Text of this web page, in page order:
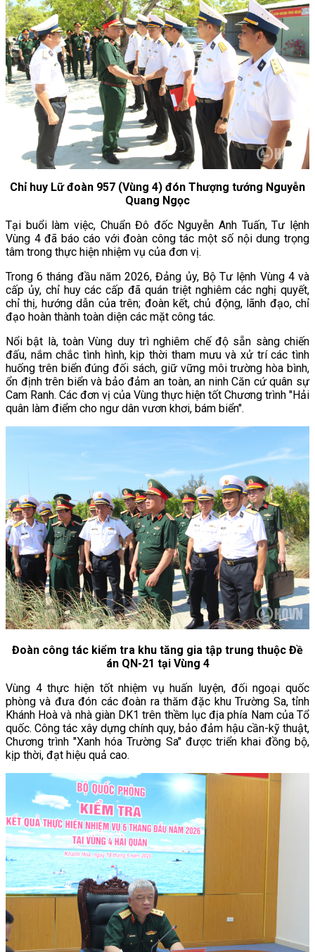
Chỉ huy Lữ đoàn 957 (Vùng 4) đón Thượng tướng Nguyễn
Quang Ngọc
Tại buổi làm việc, Chuẩn Đô đốc Nguyễn Anh Tuấn, Tư lệnh
Vùng 4 đã báo cáo với đoàn công tác một số nội dung trọng
tâm trong thực hiện nhiệm vụ của đơn vị.
Trong 6 tháng đầu năm 2026, Đảng ủy, Bộ Tư lệnh Vùng 4 và
cấp ủy, chỉ huy các cấp đã quán triệt nghiêm các nghị quyết,
chỉ thị, hướng dẫn của trên; đoàn kết, chủ động, lãnh đạo, chỉ
đạo hoàn thành toàn diện các mặt công tác.
Nổi bật là, toàn Vùng duy trì nghiêm chế độ sẵn sàng chiến
đấu, nắm chắc tình hình, kịp thời tham mưu và xử trí các tình
huống trên biển đúng đối sách, giữ vững môi trường hòa bình,
ổn định trên biển và bảo đảm an toàn, an ninh Căn cứ quân sự
Cam Ranh. Các đơn vị của Vùng thực hiện tốt Chương trình "Hải
quân làm điểm cho ngư dân vươn khơi, bám biển".
Đoàn công tác kiểm tra khu tăng gia tập trung thuộc Đề
án QN-21 tại Vùng 4
Vùng 4 thực hiện tốt nhiệm vụ huấn luyện, đối ngoại quốc
phòng và đưa đón các đoàn ra thăm đặc khu Trường Sa, tỉnh
Khánh Hoà và nhà giàn DK1 trên thềm lục địa phía Nam của Tổ
quốc. Công tác xây dựng chính quy, bảo đảm hậu cần-kỹ thuật,
Chương trình "Xanh hóa Trường Sa" được triển khai đồng bộ,
kịp thời, đạt hiệu quả cao.